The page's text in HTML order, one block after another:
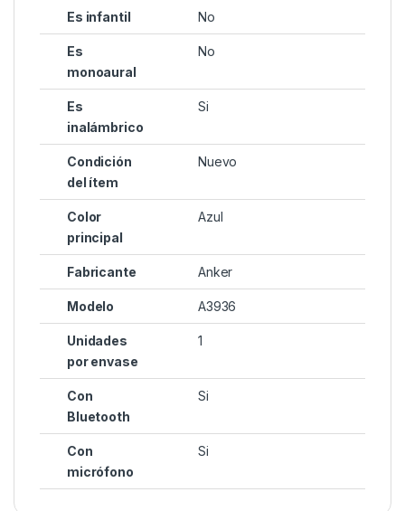
Es infantil No
Es
monoaural
No
Es
inalámbrico
Si
Condición
del ítem
Nuevo
Color
principal
Azul
Fabricante Anker
Modelo A3936
Unidades
por envase
1
Con
Bluetooth
Si
Con
micrófono
Si